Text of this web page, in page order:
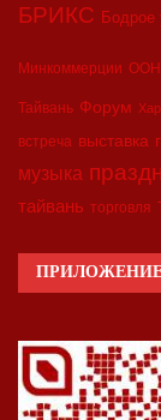
БРИКС Бодрое
Минкоммерции ООН
Тайвань Форум
встреча выставка
музыка
тайвань торговля